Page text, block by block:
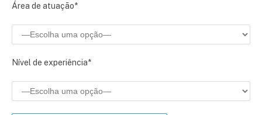
Área de atuação*
Nível de experiência*